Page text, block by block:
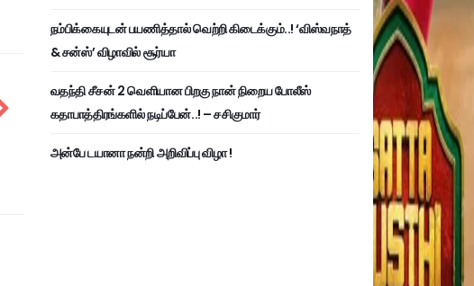
நம்பிக்கையுடன் பயணித்தால் வெற்றி கிடைக்கும்..! ‘விஸ்வநாத்
& சன்ஸ்’ விழாவில் சூர்யா
வதந்தி சீசன் 2 வெளியான பிறகு நான் நிறைய போலீஸ்
கதாபாத்திரங்களில் நடிப்பேன்..! – சசிகுமார்
அன்பே டயானா நன்றி அறிவிப்பு விழா !